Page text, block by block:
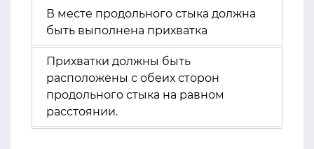
В месте продольного стыка должна
быть выполнена прихватка
Прихватки должны быть
расположены с обеих сторон
продольного стыка на равном
расстоянии.